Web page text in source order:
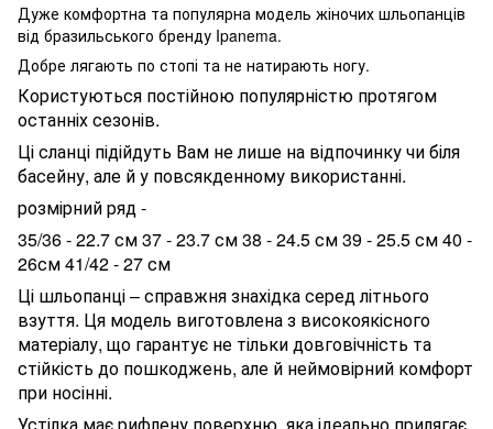
Дуже комфортна та популярна модель жіночих шльопанців
від бразильського бренду Ipanema.
Добре лягають по стопі та не натирають ногу.
Користуються постійною популярністю протягом
останніх сезонів.
Ці сланці підійдуть Вам не лише на відпочинку чи біля
басейну, але й у повсякденному використанні.
розмірний ряд -
35/36 - 22.7 см 37 - 23.7 см 38 - 24.5 см 39 - 25.5 см 40 -
26см 41/42 - 27 см
Ці шльопанці – справжня знахідка серед літнього
взуття. Ця модель виготовлена ​​з високоякісного
матеріалу, що гарантує не тільки довговічність та
стійкість до пошкоджень, але й неймовірний комфорт
при носінні.
Устілка має рифлену поверхню, яка ідеально прилягає